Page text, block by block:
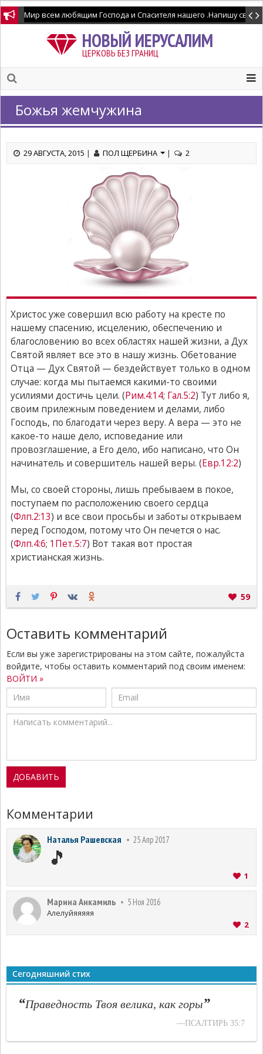
НОВЫЙ ИЕРУСАЛИМ
ЦЕРКОВЬ БЕЗ ГРАНИЦ
Божья жемчужина
29 АВГУСТА, 2015 | ПОЛ ЩЕРБИНА | 2
Христос уже совершил всю работу на кресте по
нашему спасению, исцелению, обеспечению и
благословению во всех областях нашей жизни, а Дух
Святой являет все это в нашу жизнь. Обетование
Отца — Дух Святой — бездействует только в одном
случае: когда мы пытаемся какими-то своими
усилиями достичь цели. (Рим.4:14; Гал.5:2) Тут либо я,
своим прилежным поведением и делами, либо
Господь, по благодати через веру. А вера — это не
какое-то наше дело, исповедание или
провозглашение, а Его дело, ибо написано, что Он
начинатель и совершитель нашей веры. (Евр.12:2)
Мы, со своей стороны, лишь пребываем в покое,
поступаем по расположению своего сердца
(Флп.2:13) и все свои просьбы и заботы открываем
перед Господом, потому что Он печется о нас.
(Флп.4:6; 1Пет.5:7) Вот такая вот простая
христианская жизнь.
59
Оставить комментарий
Если вы уже зарегистрированы на этом сайте, пожалуйста
войдите, чтобы оставить комментарий под своим именем:
ВОЙТИ »
Комментарии
Наталья Рашевская 25 Апр 2017
🎵
1
Марина Анкамиль 5 Ноя 2016
Алелуйяяяяя
2
Сегодняшний стих
“Праведность Твоя велика, как горы”
—ПСАЛТИРЬ 35:7